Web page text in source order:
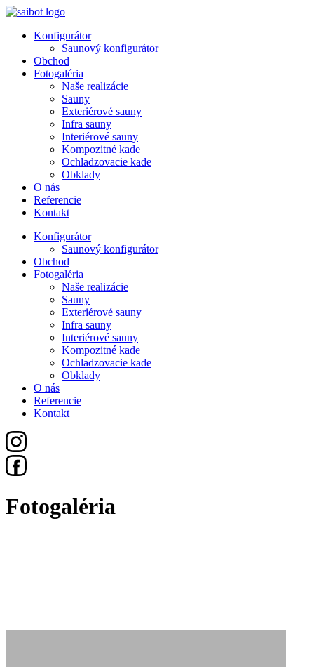
Preskočiť
obsah
Konfigurátor
Saunový konfigurátor
Obchod
Fotogaléria
Naše realizácie
Sauny
Exteriérové sauny
Infra sauny
Interiérové sauny
Kompozitné kade
Ochladzovacie kade
Obklady
O nás
Referencie
Kontakt
Konfigurátor
Saunový konfigurátor
Obchod
Fotogaléria
Naše realizácie
Sauny
Exteriérové sauny
Infra sauny
Interiérové sauny
Kompozitné kade
Ochladzovacie kade
Obklady
O nás
Referencie
Kontakt
Fotogaléria